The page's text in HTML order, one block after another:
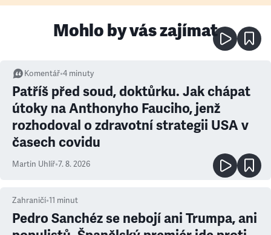
Mohlo by vás zajímat
Komentář•4 minuty
Patříš před soud, doktůrku. Jak chápat
útoky na Anthonyho Fauciho, jenž
rozhodoval o zdravotní strategii USA v
časech covidu
Martin Uhlíř•7. 8. 2026
Zahraničí•11 minut
Pedro Sanchéz se nebojí ani Trumpa, ani